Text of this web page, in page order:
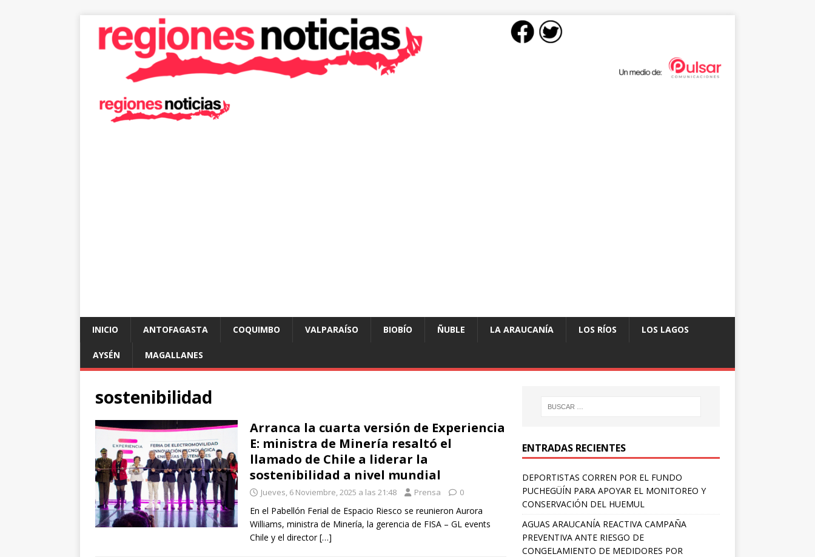
INICIO ANTOFAGASTA COQUIMBO VALPARAÍSO BIOBÍO ÑUBLE LA ARAUCANÍA LOS RÍOS LOS LAGOS
AYSÉN MAGALLANES
sostenibilidad
Arranca la cuarta versión de Experiencia
E: ministra de Minería resaltó el
llamado de Chile a liderar la
sostenibilidad a nivel mundial
Jueves, 6 Noviembre, 2025 a las 21:48 Prensa 0
En el Pabellón Ferial de Espacio Riesco se reunieron Aurora
Williams, ministra de Minería, la gerencia de FISA – GL events
Chile y el director[…]
ENTRADAS RECIENTES
DEPORTISTAS CORREN POR EL FUNDO
PUCHEGÜÍN PARA APOYAR EL MONITOREO Y
CONSERVACIÓN DEL HUEMUL
AGUAS ARAUCANÍA REACTIVA CAMPAÑA
PREVENTIVA ANTE RIESGO DE
CONGELAMIENTO DE MEDIDORES POR